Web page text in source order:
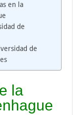
en la
de
de
la